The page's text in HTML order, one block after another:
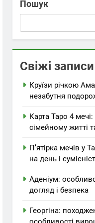
подорож
Пошук
Свіжі записи
Круїзи річкою
незабутня
Карта Таро 4
сімейному житті
П’ятірка мечів у
на день і
Аденіум:
догляд і безпека
Георгіна: